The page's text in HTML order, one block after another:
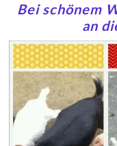
Bei schönem
an